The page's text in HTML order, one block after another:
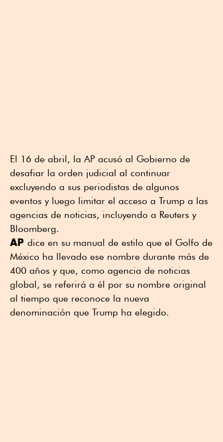
El 16 de abril, la AP acusó al Gobierno de
desafiar la orden judicial al continuar
excluyendo a sus periodistas de algunos
eventos y luego limitar el acceso a Trump a las
agencias de noticias, incluyendo a Reuters y
Bloomberg.
AP dice en su manual de estilo que el Golfo de
México ha llevado ese nombre durante más de
400 años y que, como agencia de noticias
global, se referirá a él por su nombre original
al tiempo que reconoce la nueva
denominación que Trump ha elegido.